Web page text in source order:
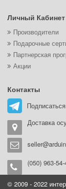
Личный Кабинет
Производители
Подарочные
Партнерская
Акции
Контакты
Доставка
(050) 963-
© 2009 - 2022